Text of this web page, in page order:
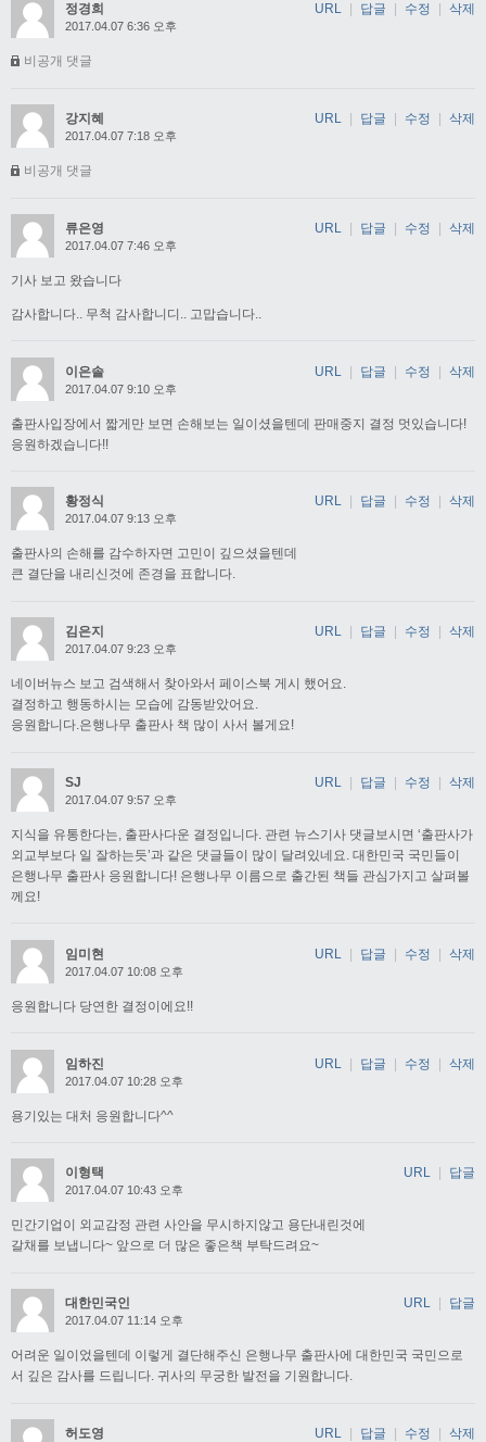
정경희
2017.04.07 6:36 오후
비공개 댓글
URL 답글 수정 삭제
강지혜
2017.04.07 7:18 오후
비공개 댓글
URL 답글 수정 삭제
류은영
2017.04.07 7:46 오후
기사 보고 왔습니다
감사합니다.. 무척 감사합니디.. 고맙습니다..
URL 답글 수정 삭제
이은솔
2017.04.07 9:10 오후
출판사입장에서 짧게만 보면 손해보는 일이셨을텐데 판매중지 결정 멋있습니다!
응원하겠습니다!!
URL | 답글 | 수정 | 삭제
황정식
2017.04.07 9:13 오후
출판사의 손해를 감수하자면 고민이 깊으셨을텐데
큰 결단을 내리신것에 존경을 표합니다.
URL 답글 수정 삭제
김은지
2017.04.07 9:23 오후
네이버뉴스 보고 검색해서 찾아와서 페이스북 게시 했어요.
결정하고 행동하시는 모습에 감동받았어요.
응원합니다.은행나무 출판사 책 많이 사서 볼게요!
URL 답글 수정 삭제
SJ
2017.04.07 9:57 오후
지식을 유통한다는, 출판사다운 결정입니다. 관련 뉴스기사 댓글보시면 ‘출판사가
외교부보다 일 잘하는듯’과 같은 댓글들이 많이 달려있네요. 대한민국 국민들이
은행나무 출판사 응원합니다! 은행나무 이름으로 출간된 책들 관심가지고 살펴볼
께요!
URL 답글 수정 삭제
임미현
2017.04.07 10:08 오후
응원합니다 당연한 결정이에요!!
URL | 답글 | 수정 | 삭제
임하진
2017.04.07 10:28 오후
용기있는 대처 응원합니다^^
URL | 답글 | 수정 | 삭제
이형택
2017.04.07 10:43 오후
민간기업이 외교감정 관련 사안을 무시하지않고 용단내린것에
갈채를 보냅니다~ 앞으로 더 많은 좋은책 부탁드려요~
URL 답글
대한민국인
2017.04.07 11:14 오후
어려운 일이었을텐데 이렇게 결단해주신 은행나무 출판사에 대한민국 국민으로
서 깊은 감사를 드립니다. 귀사의 무궁한 발전을 기원합니다.
URL 답글
허도영 URL 답글 수정 삭제